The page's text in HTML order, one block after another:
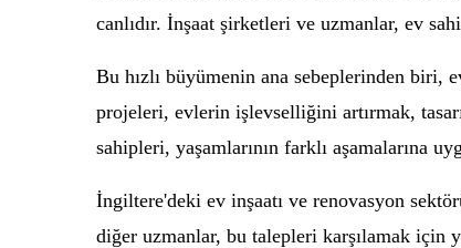
canlıdır. İnşaat şirketleri ve uzmanlar, ev
Bu hızlı büyümenin ana sebeplerinden biri,
projeleri, evlerin işlevselliğini artırmak,
sahipleri, yaşamlarının farklı aşamalarına
İngiltere'deki ev inşaatı ve renovasyon
diğer uzmanlar, bu talepleri karşılamak için